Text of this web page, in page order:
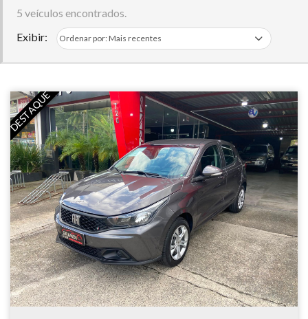
5 veículos encontrados.
Exibir:
DESTAQUE